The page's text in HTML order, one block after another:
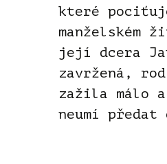
které
manželském
její dcera
zavržená,
zažila málo
neumí předat